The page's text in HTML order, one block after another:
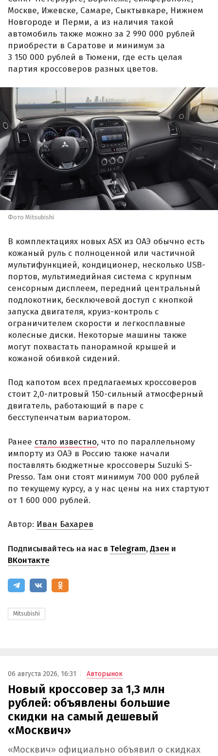
Москве, Ижевске, Самаре, Сыктывкаре, Нижнем
Новгороде и Перми, а из наличия такой
автомобиль также можно за 2 990 000 рублей
приобрести в Саратове и минимум за
3 150 000 рублей в Тюмени, где есть целая
партия кроссоверов разных цветов.
Фото Mitsubishi
В комплектациях новых ASX из ОАЭ обычно есть
кожаный руль с полноценной или частичной
мультифункцией, кондиционер, несколько USB-
портов, мультимедийная система с крупным
сенсорным дисплеем, передний центральный
подлокотник, бесключевой доступ с кнопкой
запуска двигателя, круиз-контроль с
ограничителем скорости и легкосплавные
колесные диски. Некоторые машины также
могут похвастать панорамной крышей и
кожаной обивкой сидений.
Под капотом всех предлагаемых кроссоверов
стоит 2,0-литровый 150-сильный атмосферный
двигатель, работающий в паре с
бесступенчатым вариатором.
Ранее стало известно, что по параллельному
импорту из ОАЭ в Россию также начали
поставлять бюджетные кроссоверы Suzuki S-
Presso. Там они стоят минимум 700 000 рублей
по текущему курсу, а у нас цены на них стартуют
от 1 600 000 рублей.
Автор: Иван Бахарев
Подписывайтесь на нас в Telegram,Дзен и
ВКонтакте
Mitsubishi
06 августа 2026, 16:31 Авторынок
Новый кроссовер за 1,3 млн
рублей: объявлены большие
скидки на самый дешевый
«Москвич»
«Москвич» официально объявил о скидках